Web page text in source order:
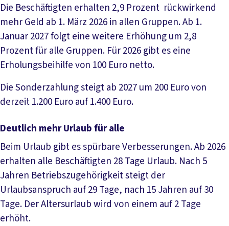
Die Beschäftigten erhalten 2,9 Prozent rückwirkend
mehr Geld ab 1. März 2026 in allen Gruppen. Ab 1.
Januar 2027 folgt eine weitere Erhöhung um 2,8
Prozent für alle Gruppen. Für 2026 gibt es eine
Erholungsbeihilfe von 100 Euro netto.
Die Sonderzahlung steigt ab 2027 um 200 Euro von
derzeit 1.200 Euro auf 1.400 Euro.
Deutlich mehr Urlaub für alle
Beim Urlaub gibt es spürbare Verbesserungen. Ab 2026
erhalten alle Beschäftigten 28 Tage Urlaub. Nach 5
Jahren Betriebszugehörigkeit steigt der
Urlaubsanspruch auf 29 Tage, nach 15 Jahren auf 30
Tage. Der Altersurlaub wird von einem auf 2 Tage
erhöht.